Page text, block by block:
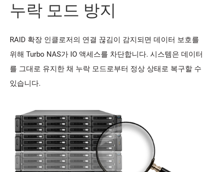
누락 모드 방지
RAID 확장 인클로저의 연결 끊김이 감지되면 데이터 보호를
위해 Turbo NAS가 IO 액세스를 차단합니다. 시스템은 데이터
를 그대로 유지한 채 누락 모드로부터 정상 상태로 복구할 수
있습니다.